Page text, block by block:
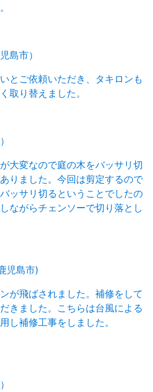
島市）
とご依頼いただき、タキロンも
取り替えました。
大変なので庭の木をバッサリ切
りました。今回は剪定するので
ッサリ切るということでしたの
ながらチェンソーで切り落とし
児島市)
が飛ばされました。補修をして
きました。こちらは台風による
し補修工事をしました。